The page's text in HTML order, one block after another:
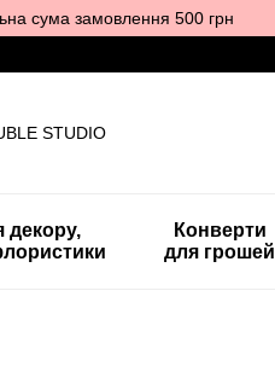
сума замовлення 500 грн
декору,
Конверти
для грошей